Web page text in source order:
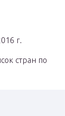
г.
стран по